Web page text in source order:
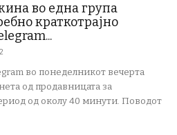
во една група
краткотрајно
во понеделникот вечерта
од продавницата за
од околу 40 минути. Поводот